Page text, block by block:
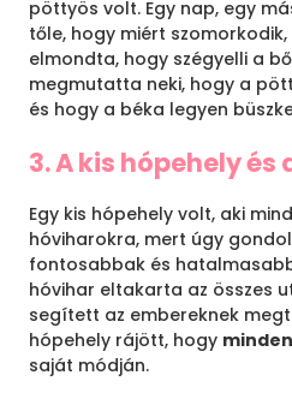
pöttyös volt. Egy nap, egy
tőle, hogy miért
elmondta, hogy szégyelli a
megmutatta neki, hogy a
és hogy a béka legyen
3. A kis hópehely
Egy kis hópehely volt, aki
hóviharokra, mert úgy
fontosabbak és
hóvihar eltakarta az összes
segített az embereknek
hópehely rájött, hogy
saját módján.